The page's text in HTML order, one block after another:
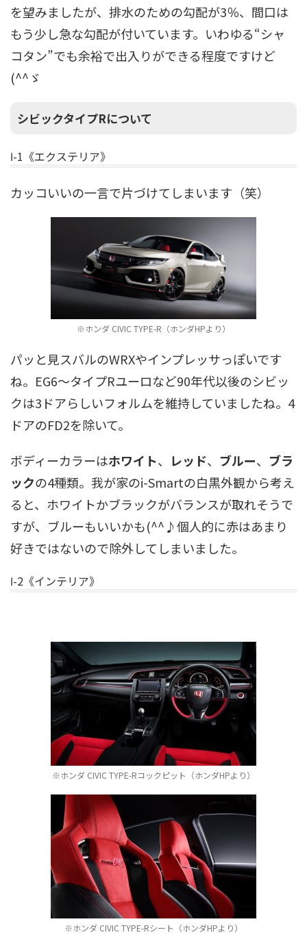
を望みましたが、排水のための勾配が3％、間口は
もう少し急な勾配が付いています。いわゆる“シャ
コタン”でも余裕で出入りができる程度ですけど
(^^ゞ
シビックタイプRについて
Ⅰ-1《エクステリア》
カッコいいの一言で片づけてしまいます（笑）
※ホンダ CIVIC TYPE-R（ホンダHPより）
パッと見スバルのWRXやインプレッサっぽいです
ね。EG6～タイプRユーロなど90年代以後のシビッ
クは3ドアらしいフォルムを維持していましたね。4
ドアのFD2を除いて。
ボディーカラーはホワイト、 レッド、 ブルー、 ブラ
ックの4種類。我が家のi-Smartの白黒外観から考え
ると、ホワイトかブラックがバランスが取れそうで
すが、ブルーもいいかも(^^♪個人的に赤はあまり
好きではないので除外してしまいました。
Ⅰ-2《インテリア》
※ホンダ CIVIC TYPE-Rコックピット（ホンダHPより）
※ホンダ CIVIC TYPE-Rシート（ホンダHPより）